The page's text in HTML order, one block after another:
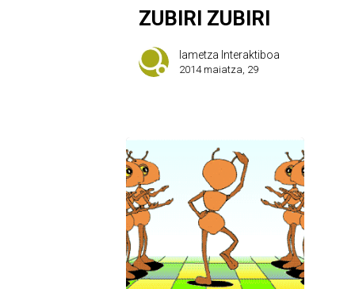
ZUBIRI ZUBIRI
Iametza Interaktiboa
2014 maiatza, 29